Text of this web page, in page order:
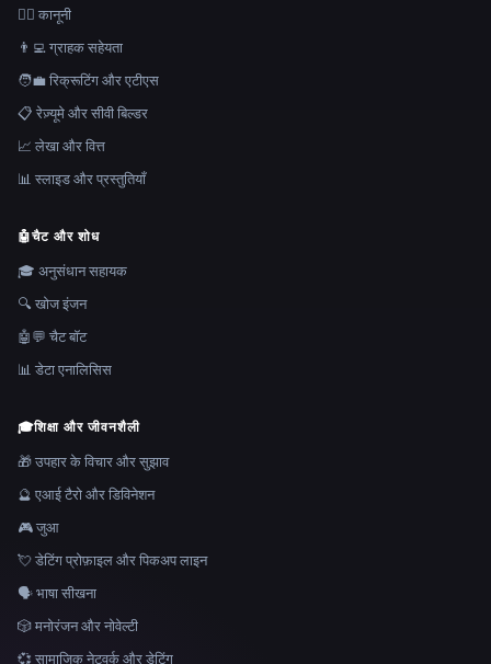
👩‍⚖️ कानूनी
👨‍💻 ग्राहक सहेयता
🧑‍💼 रिक्रूटिंग और एटीएस
📋 रेज़्यूमे और सीवी बिल्डर
📈 लेखा और वित्त
📊 स्लाइड और प्रस्तुतियाँ
🤖चैट और शोध
🎓 अनुसंधान सहायक
🔍 खोज इंजन
🤖💬 चैट बॉट
📊 डेटा एनालिसिस
🎓शिक्षा और जीवनशैली
🎁 उपहार के विचार और सुझाव
🔮 एआई टैरो और डिविनेशन
🎮 जुआ
💘 डेटिंग प्रोफ़ाइल और पिकअप लाइन
🗣️ भाषा सीखना
🎲 मनोरंजन और नोवेल्टी
💞 सामाजिक नेटवर्क और डेटिंग